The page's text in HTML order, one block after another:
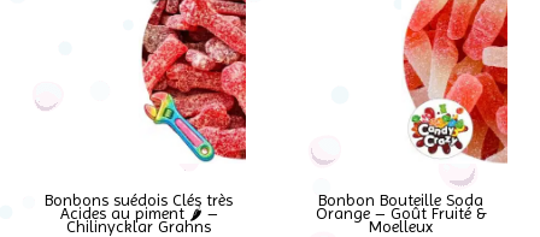
Bonbons suédois Clés très
Acides au piment 🌶️ –
Chilinycklar Grahns
Bonbon Bouteille Soda
Orange – Goût Fruité &
Moelleux